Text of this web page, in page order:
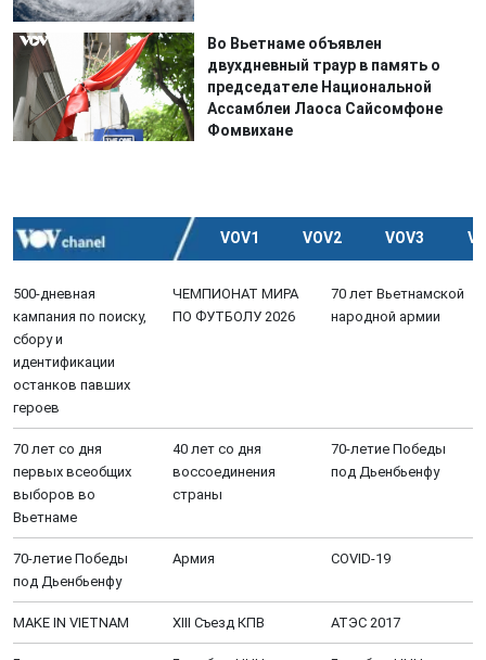
Во Вьетнаме объявлен
двухдневный траур в память о
председателе Национальной
Ассамблеи Лаоса Сайсомфоне
Фомвихане
VOV1 VOV2 VOV3
500-дневная
кампания по поиску,
сбору и
идентификации
останков павших
героев
ЧЕМПИОНАТ МИРА
ПО ФУТБОЛУ 2026
70 лет Вьетнамской
народной армии
70 лет со дня
первых всеобщих
выборов во
Вьетнаме
40 лет со дня
воссоединения
страны
70-летие Победы
под Дьенбьенфу
70-летие Победы
под Дьенбьенфу
Aрмия COVID-19
MAKE IN VIETNAM XIII Cъезд КПВ АТЭС 2017